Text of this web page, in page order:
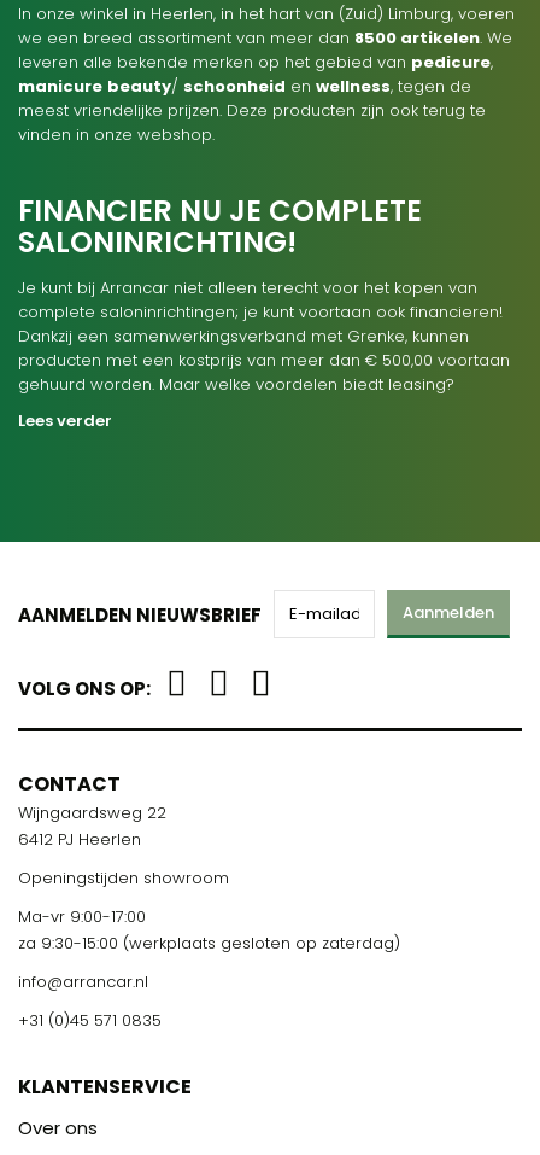
In onze winkel in Heerlen, in het hart van (Zuid) Limburg, voeren
we een breed assortiment van meer dan 8500 artikelen. We
leveren alle bekende merken op het gebied van pedicure,
manicure beauty/ schoonheid en wellness, tegen de
meest vriendelijke prijzen. Deze producten zijn ook terug te
vinden in onze webshop.
FINANCIER NU JE COMPLETE
SALONINRICHTING!
Je kunt bij Arrancar niet alleen terecht voor het kopen van
complete saloninrichtingen; je kunt voortaan ook financieren!
Dankzij een samenwerkingsverband met Grenke, kunnen
producten met een kostprijs van meer dan € 500,00 voortaan
gehuurd worden. Maar welke voordelen biedt leasing?
Lees verder
AANMELDEN NIEUWSBRIEF Aanmelden
VOLG ONS OP:
CONTACT
Wijngaardsweg 22
6412 PJ Heerlen
Openingstijden showroom
Ma-vr 9:00-17:00
za 9:30-15:00 (werkplaats gesloten op zaterdag)
info@arrancar.nl
+31 (0)45 571 0835
KLANTENSERVICE
Over ons